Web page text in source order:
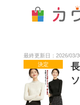
最終更新日：2026/03/
決定